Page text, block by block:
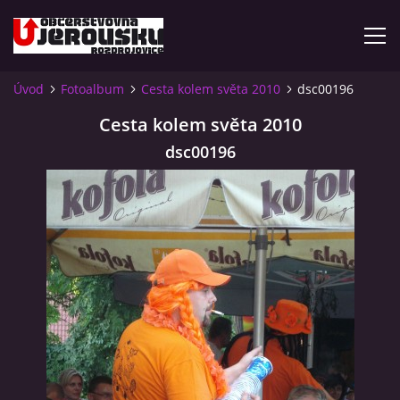
VIDLÁCKÝ VÍCEBOJ 2023 - VIDEO
OTEVÍRACÍ DOBA
VIDLÁCKÝ VÍCEBOJ 2020 - ČLÁNEK Z ROZDROJOVICKÉ
DRBNY 4/2020
Úvod Fotoalbum Cesta kolem světa 2010 dsc00196
Cesta kolem světa 2010
dsc00196